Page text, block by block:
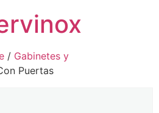
/ Gabinetes y
Puertas